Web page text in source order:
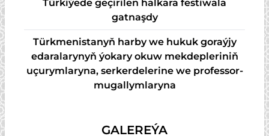
Türkiýede geçirilen halkara festiwala
gatnaşdy
Türkmenistanyň harby we hukuk goraýjy
edaralarynyň ýokary okuw mekdepleriniň
uçurymlaryna, serkerdelerine we professor-
mugallymlaryna
GALEREÝA